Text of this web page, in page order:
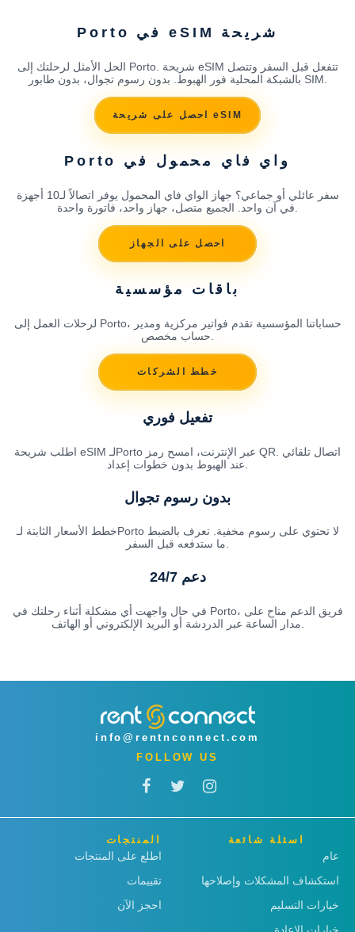
شريحة eSIM في Porto
الحل الأمثل لرحلتك إلى Porto. شريحة eSIM تتفعل قبل السفر وتتصل
بالشبكة المحلية فور الهبوط. بدون رسوم تجوال، بدون طابور SIM.
احصل على شريحة eSIM
واي فاي محمول في Porto
سفر عائلي أو جماعي؟ جهاز الواي فاي المحمول يوفر اتصالاً لـ10 أجهزة
احصل على الجهاز
باقات مؤسسية
لرحلات العمل إلى Porto، حساباتنا المؤسسية تقدم فواتير مركزية ومدير
خطط الشركات
تفعيل فوري
اطلب شريحة eSIM لـPorto عبر الإنترنت، امسح رمز QR. اتصال تلقائي
بدون رسوم تجوال
خطط الأسعار الثابتة لـPorto لا تحتوي على رسوم مخفية. تعرف بالضبط
ما ستدفعه قبل السفر.
دعم 24/7
في حال واجهت أي مشكلة أثناء رحلتك في Porto، فريق الدعم متاح على
مدار الساعة عبر الدردشة أو البريد الإلكتروني أو الهاتف.
info@rentnconnect.com
FOLLOW US
المنتجات
اطلع على المنتجات
تقييمات
احجز الآن
اسئلة شائعة
عام
استكشاف المشكلات وإصلاحها
خيارات التسليم